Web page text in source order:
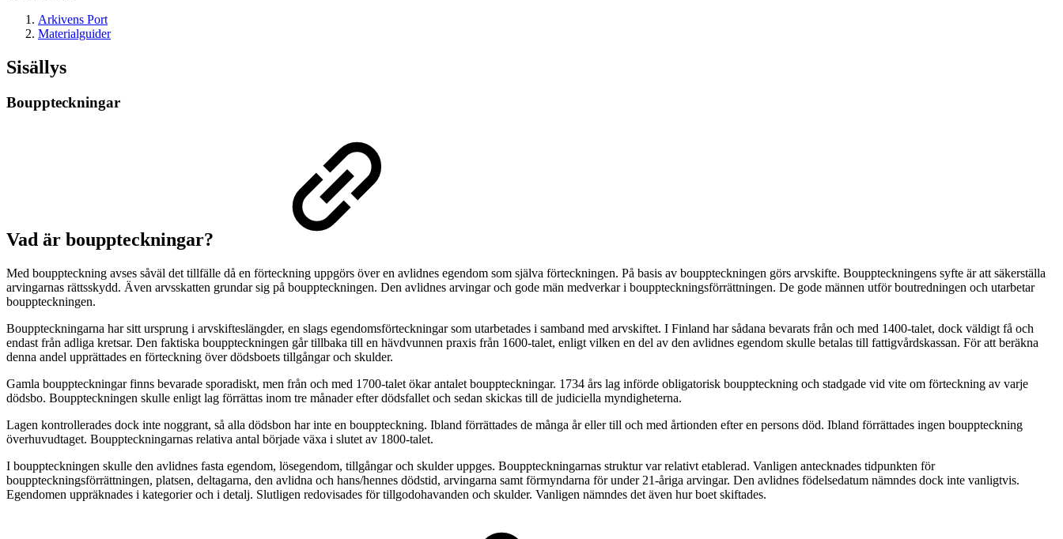
Arkivens Port
Materialguider
Sisällys
Bouppteckningar
Vad är bouppteckningar?
Med bouppteckning avses såväl det tillfälle då en förteckning uppgörs över en avlidnes egendom som själva förteckningen. På basis av bouppteckningen görs arvskifte. Bouppteckningens syfte är att säkerställa
arvingarnas rättsskydd. Även arvsskatten grundar sig på bouppteckningen. Den avlidnes arvingar och gode män medverkar i bouppteckningsförrättningen. De gode männen utför boutredningen och utarbetar
bouppteckningen.
Bouppteckningarna har sitt ursprung i arvskifteslängder, en slags egendomsförteckningar som utarbetades i samband med arvskiftet. I Finland har sådana bevarats från och med 1400-talet, dock väldigt få och
endast från adliga kretsar. Den faktiska bouppteckningen går tillbaka till en hävdvunnen praxis från 1600-talet, enligt vilken en del av den avlidnes egendom skulle betalas till fattigvårdskassan. För att beräkna
denna andel upprättades en förteckning över dödsboets tillgångar och skulder.
Gamla bouppteckningar finns bevarade sporadiskt, men från och med 1700-talet ökar antalet bouppteckningar. 1734 års lag införde obligatorisk bouppteckning och stadgade vid vite om förteckning av varje
dödsbo. Bouppteckningen skulle enligt lag förrättas inom tre månader efter dödsfallet och sedan skickas till de judiciella myndigheterna.
Lagen kontrollerades dock inte noggrant, så alla dödsbon har inte en bouppteckning. Ibland förrättades de många år eller till och med årtionden efter en persons död. Ibland förrättades ingen bouppteckning
överhuvudtaget. Bouppteckningarnas relativa antal började växa i slutet av 1800-talet.
I bouppteckningen skulle den avlidnes fasta egendom, lösegendom, tillgångar och skulder uppges. Bouppteckningarnas struktur var relativt etablerad. Vanligen antecknades tidpunkten för
bouppteckningsförrättningen, platsen, deltagarna, den avlidna och hans/hennes dödstid, arvingarna samt förmyndarna för under 21-åriga arvingar. Den avlidnes födelsedatum nämndes dock inte vanligtvis.
Egendomen uppräknades i kategorier och i detalj. Slutligen redovisades för tillgodohavanden och skulder. Vanligen nämndes det även hur boet skiftades.